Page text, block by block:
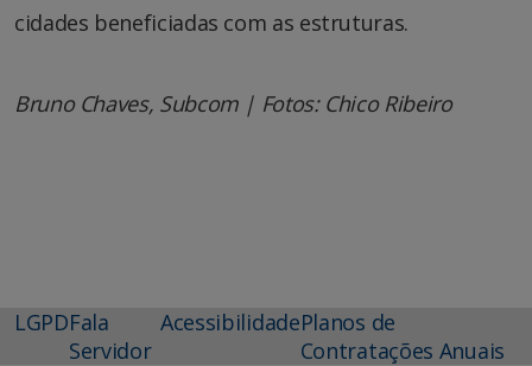
cidades beneficiadas com as estruturas.
Bruno Chaves, Subcom | Fotos: Chico Ribeiro
LGPDFala
Servidor
AcessibilidadePlanos de
Contratações Anuais